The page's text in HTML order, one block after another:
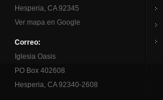
Hesperia, CA 92345
Ver mapa en Google
Correo:
Iglesia Oasis
PO Box 402608
Hesperia, CA 92340-2608